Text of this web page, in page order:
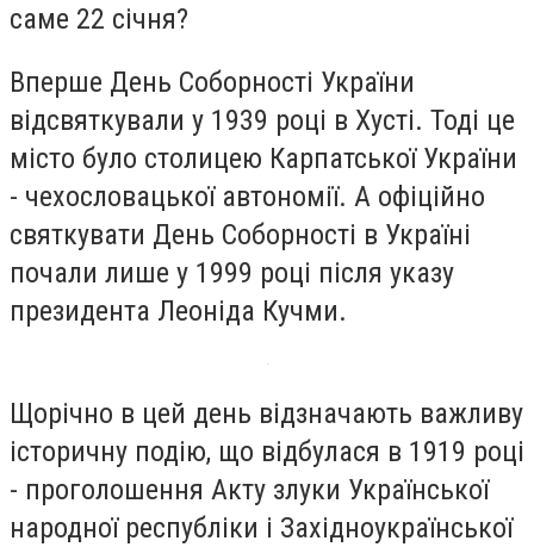
саме 22 січня?
Вперше День Соборності України
відсвяткували у 1939 році в Хусті. Тоді це
місто було столицею Карпатської України
- чехословацької автономії. А офіційно
святкувати День Соборності в Україні
почали лише у 1999 році після указу
президента Леоніда Кучми.
Щорічно в цей день відзначають важливу
історичну подію, що відбулася в 1919 році
- проголошення Акту злуки Української
народної республіки і Західноукраїнської